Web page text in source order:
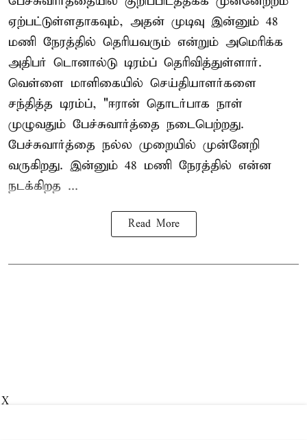
ஏற்பட்டுள்ளதாகவும், அதன் முடிவு இன்னும் 48
மணி நேரத்தில் தெரியவரும் என்றும் அமெரிக்க
அதிபர் டொனால்டு டிரம்ப் தெரிவித்துள்ளார்.
வெள்ளை மாளிகையில் செய்தியாளர்களை
சந்தித்த டிரம்ப், "ஈரான் தொடர்பாக நாள்
முழுவதும் பேச்சுவார்த்தை நடைபெற்றது.
பேச்சுவார்த்தை நல்ல முறையில் முன்னேறி
வருகிறது. இன்னும் 48 மணி நேரத்தில் என்ன
நடக்கிறத ...
Read More
X